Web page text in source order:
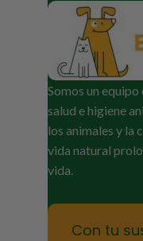
Somos un
salud e higiene
los animales y la
vida natural
vida.
Con tu